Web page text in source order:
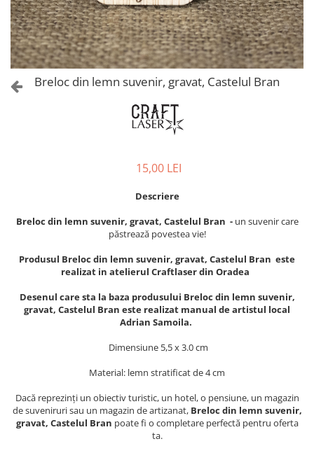
Castelul Peles
Cetatea Alba Carolina
Cetatea de Scaun a Sucevei
Cetatea Oradea
Sighisoara
Bojdeuca "Ion Creanga", Iasi
Casa Junimii Iasi (Muzeul Vasile
Castelul Julia Hasdeu (Muzeul
Memorial B.P. Hasdeu)
Nicolae Gane)
Muzeul National Brukenthal Sibiu
Muzeul National de Istorie a
Orase si zone istorice
Brasov
Bucuresti
Cluj Napoca
Cani suvenir
Colectia "Orase Medievale"
Colectia Semne de carte Suvenir
Semn de carte suvenir acuarela
Semn de carte suvenir gravat
Magneti de frigider din lemn,
gravati
Personalitati istorice si culturale
Romania
Suport pahare suvenir
Suport pahare suvenir din lemn
Tablou suvenir
Tablouri acuarela
Breloc din lemn suvenir, gravat, Castelul Bran
15,00 LEI
Descriere
Breloc din lemn suvenir, gravat, Castelul Bran - un suvenir care
păstrează povestea vie!
Produsul Breloc din lemn suvenir, gravat, Castelul Bran este
realizat in atelierul Craftlaser din Oradea
Desenul care sta la baza produsului Breloc din lemn suvenir,
gravat, Castelul Bran este realizat manual de artistul local
Adrian Samoila.
Dimensiune 5,5 x 3.0 cm
Material: lemn stratificat de 4 cm
Dacă reprezinți un obiectiv turistic, un hotel, o pensiune, un magazin
de suveniruri sau un magazin de artizanat, Breloc din lemn suvenir,
gravat, Castelul Bran poate fi o completare perfectă pentru oferta
ta.